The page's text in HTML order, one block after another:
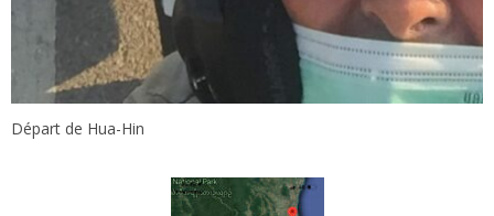
Départ de Hua-Hin